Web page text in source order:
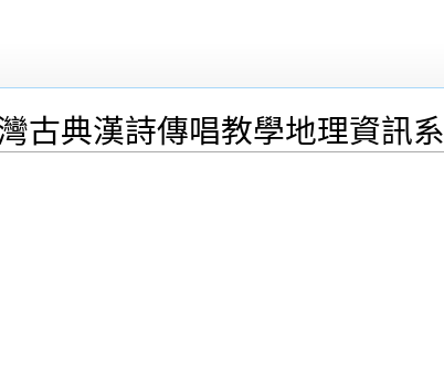
古典漢詩傳唱教學地理資訊